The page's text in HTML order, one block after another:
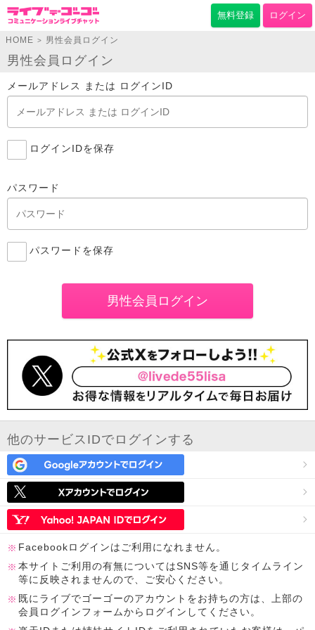
無料登録 ログイン
HOME > 男性会員ログイン
男性会員ログイン
メールアドレス または ログインID
ログインIDを保存
パスワード
パスワードを保存
他のサービスIDでログインする
Facebookログインはご利用になれません。
本サイトご利用の有無についてはSNS等を通じタイムライン
等に反映されませんので、ご安心ください。
既にライブでゴーゴーのアカウントをお持ちの方は、上部の
会員ログインフォームからログインしてください。